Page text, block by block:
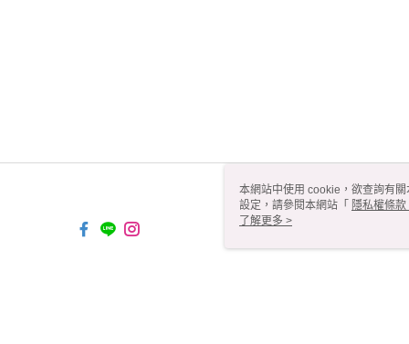
本網站中使用 cookie，欲查詢有
設定，請參閱本網站「 隱私權條款
使用 cookie。
了解更多 >